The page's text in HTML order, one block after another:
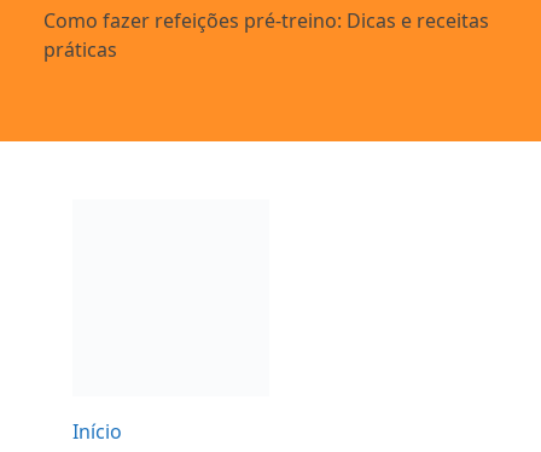
Como fazer refeições pré-treino: Dicas e receitas
práticas
Início